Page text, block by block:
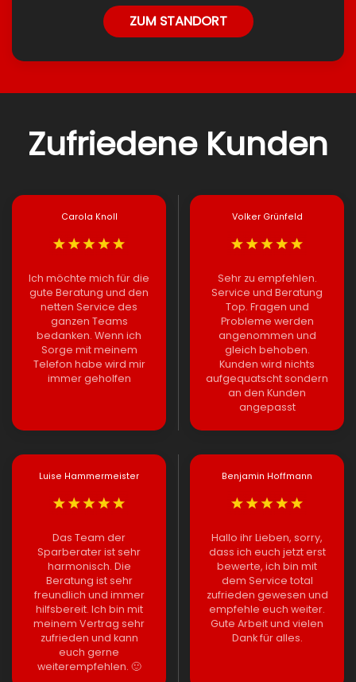
ZUM STANDORT
Zufriedene Kunden
Carola Knoll
Ich möchte mich für die
gute Beratung und den
netten Service des
ganzen Teams
bedanken. Wenn ich
Sorge mit meinem
Telefon habe wird mir
immer geholfen
Volker Grünfeld
Sehr zu empfehlen.
Service und Beratung
Top. Fragen und
Probleme werden
angenommen und
gleich behoben.
Kunden wird nichts
aufgequatscht sondern
an den Kunden
angepasst
Luise Hammermeister
Das Team der
Sparberater ist sehr
harmonisch. Die
Beratung ist sehr
freundlich und immer
hilfsbereit. Ich bin mit
meinem Vertrag sehr
zufrieden und kann
euch gerne
weiterempfehlen. 🙂
Benjamin Hoffmann
Hallo ihr Lieben, sorry,
dass ich euch jetzt erst
bewerte, ich bin mit
dem Service total
zufrieden gewesen und
empfehle euch weiter.
Gute Arbeit und vielen
Dank für alles.